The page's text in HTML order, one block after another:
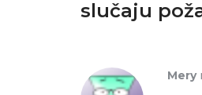
slučaju
Mery